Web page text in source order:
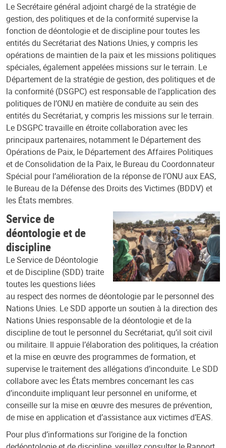
Le Secrétaire général adjoint chargé de la stratégie de
gestion, des politiques et de la conformité supervise la
fonction de déontologie et de discipline pour toutes les
entités du Secrétariat des Nations Unies, y compris les
opérations de maintien de la paix et les missions politiques
spéciales, également appelées missions sur le terrain. Le
Département de la stratégie de gestion, des politiques et de
la conformité (DSGPC) est responsable de l’application des
politiques de l’ONU en matière de conduite au sein des
entités du Secrétariat, y compris les missions sur le terrain.
Le DSGPC travaille en étroite collaboration avec les
principaux partenaires, notamment le Département des
Opérations de Paix, le Département des Affaires Politiques
et de Consolidation de la Paix, le Bureau du Coordonnateur
Spécial pour l’amélioration de la réponse de l’ONU aux EAS,
le Bureau de la Défense des Droits des Victimes (BDDV) et
les États membres.
Service de
déontologie et de
discipline
Le Service de Déontologie
et de Discipline (SDD) traite
toutes les questions liées
au respect des normes de déontologie par le personnel des
Nations Unies. Le SDD apporte un soutien à la direction des
Nations Unies responsable de la déontologie et de la
discipline de tout le personnel du Secrétariat, qu’il soit civil
ou militaire. Il appuie l’élaboration des politiques, la création
et la mise en œuvre des programmes de formation, et
supervise le traitement des allégations d’inconduite. Le SDD
collabore avec les États membres concernant les cas
d’inconduite impliquant leur personnel en uniforme, et
conseille sur la mise en œuvre des mesures de prévention,
de mise en application et d’assistance aux victimes d’EAS.
Pour plus d’informations sur l’origine de la fonction